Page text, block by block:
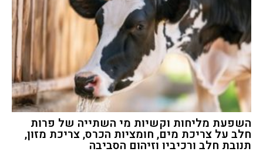
השפעת מליחות וקשיות מי השתייה של פרות
חלב על צריכת מים, חומציות הכרס, צריכת מזון,
תנובת חלב ורכיביו וזיהום הסביבה